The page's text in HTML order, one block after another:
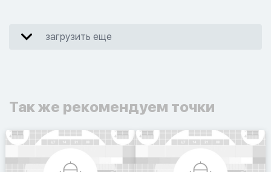
загрузить еще
Так же рекомендуем точки